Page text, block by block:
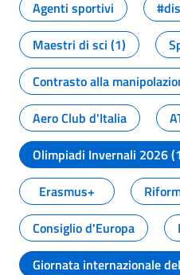
Agenti sportivi
Maestri di sci (1)
Contrasto alla
Aero Club d'Italia
Olimpiadi Invernali 2026
Erasmus+
Consiglio d'Europa
Giornata internazionale